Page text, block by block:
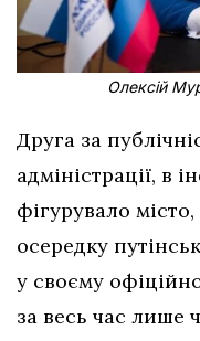
Олексій
Друга за
адміністрації, в
фігурувало
осередку
у своєму
за весь час лише